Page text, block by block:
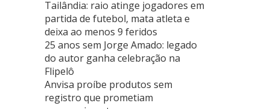
Tailândia: raio atinge jogadores em
partida de futebol, mata atleta e
deixa ao menos 9 feridos
25 anos sem Jorge Amado: legado
do autor ganha celebração na
Flipelô
Anvisa proíbe produtos sem
registro que prometiam